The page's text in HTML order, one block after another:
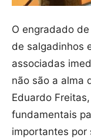
O engradado
de salgadinhos
associadas
não são a alma
Eduardo
fundamentais
importantes por